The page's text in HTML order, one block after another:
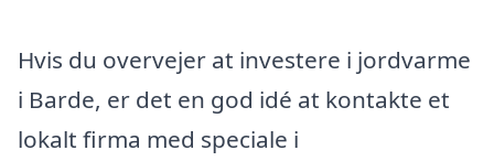
Hvis du overvejer at investere i jordvarme
i Barde, er det en god idé at kontakte et
lokalt firma med speciale i